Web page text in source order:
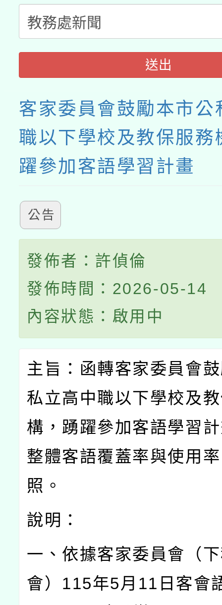
送出
客家委員會鼓勵本市公
職以下學校及教保服務
躍參加客語學習計畫
公告
發佈者：許偵倫
發佈時間：2026-05-14
內容狀態：啟用中
主旨：函轉客家委員會
私立高中職以下學校及
構，踴躍參加客語學習
整體客語覆蓋率與使用
照。
說明：
一、依據客家委員會（
會） 115年5月 11 日客會